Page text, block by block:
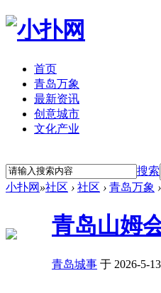
首页
青岛万象
最新资讯
创意城市
文化产业
搜索
小扑网 »社区 › 社区 › 青岛万象 ›
青岛山姆
青岛城事 于 2026-5-